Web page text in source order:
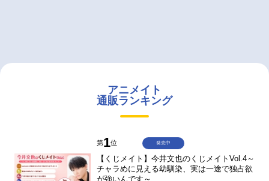
アニメイト
通販ランキング
第1位
【くじメイト】今井文也のくじメイトVol.4～
チャラめに見える幼馴染、実は一途で独占欲
が強いんです～
発売中